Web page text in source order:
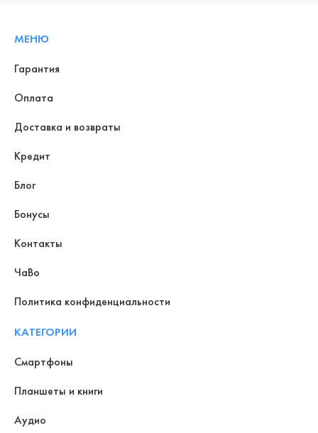
МЕНЮ
Гарантия
Оплата
Доставка и возвраты
Кредит
Блог
Бонусы
Контакты
ЧаВо
Политика конфиденциальности
КАТЕГОРИИ
Смартфоны
Планшеты и книги
Аудио